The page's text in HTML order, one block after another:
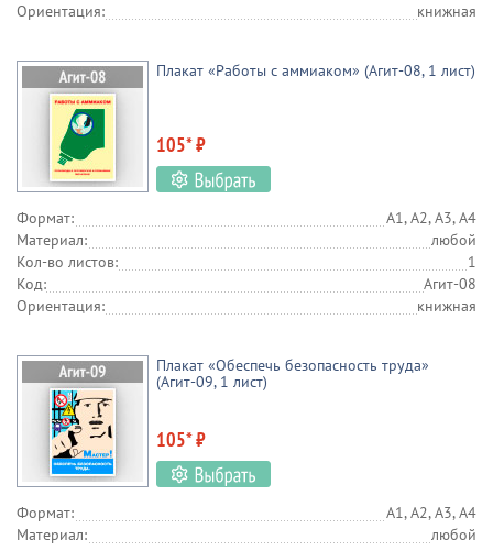
Ориентация:
книжная
Плакат «Работы с аммиаком» (Агит-08, 1 лист)
105* ₽
Формат:
А1, А2, А3, А4
Материал:
любой
Кол-во листов:
1
Код:
Агит-08
Ориентация:
книжная
Плакат «Обеспечь безопасность труда»
(Агит-09, 1 лист)
105* ₽
Формат:
А1, А2, А3, А4
Материал:
любой